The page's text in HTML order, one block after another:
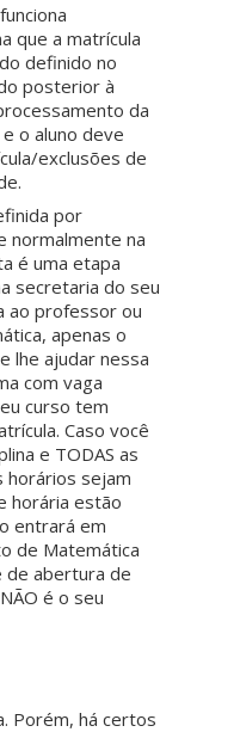
que a matrícula
definido no
posterior à
da
o aluno deve
exclusões de
por
normalmente na
é uma etapa
secretaria do seu
ao professor ou
apenas o
lhe ajudar nessa
com vaga
curso tem
Caso você
e TODAS as
horários sejam
horária estão
entrará em
de Matemática
de abertura de
é o seu
Porém, há certos